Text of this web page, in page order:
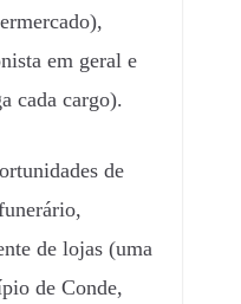
em geral e
cada cargo).
de
de lojas (uma
de Conde,